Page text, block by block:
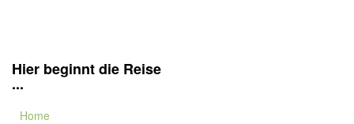
Hier beginnt die Reise
...
Home